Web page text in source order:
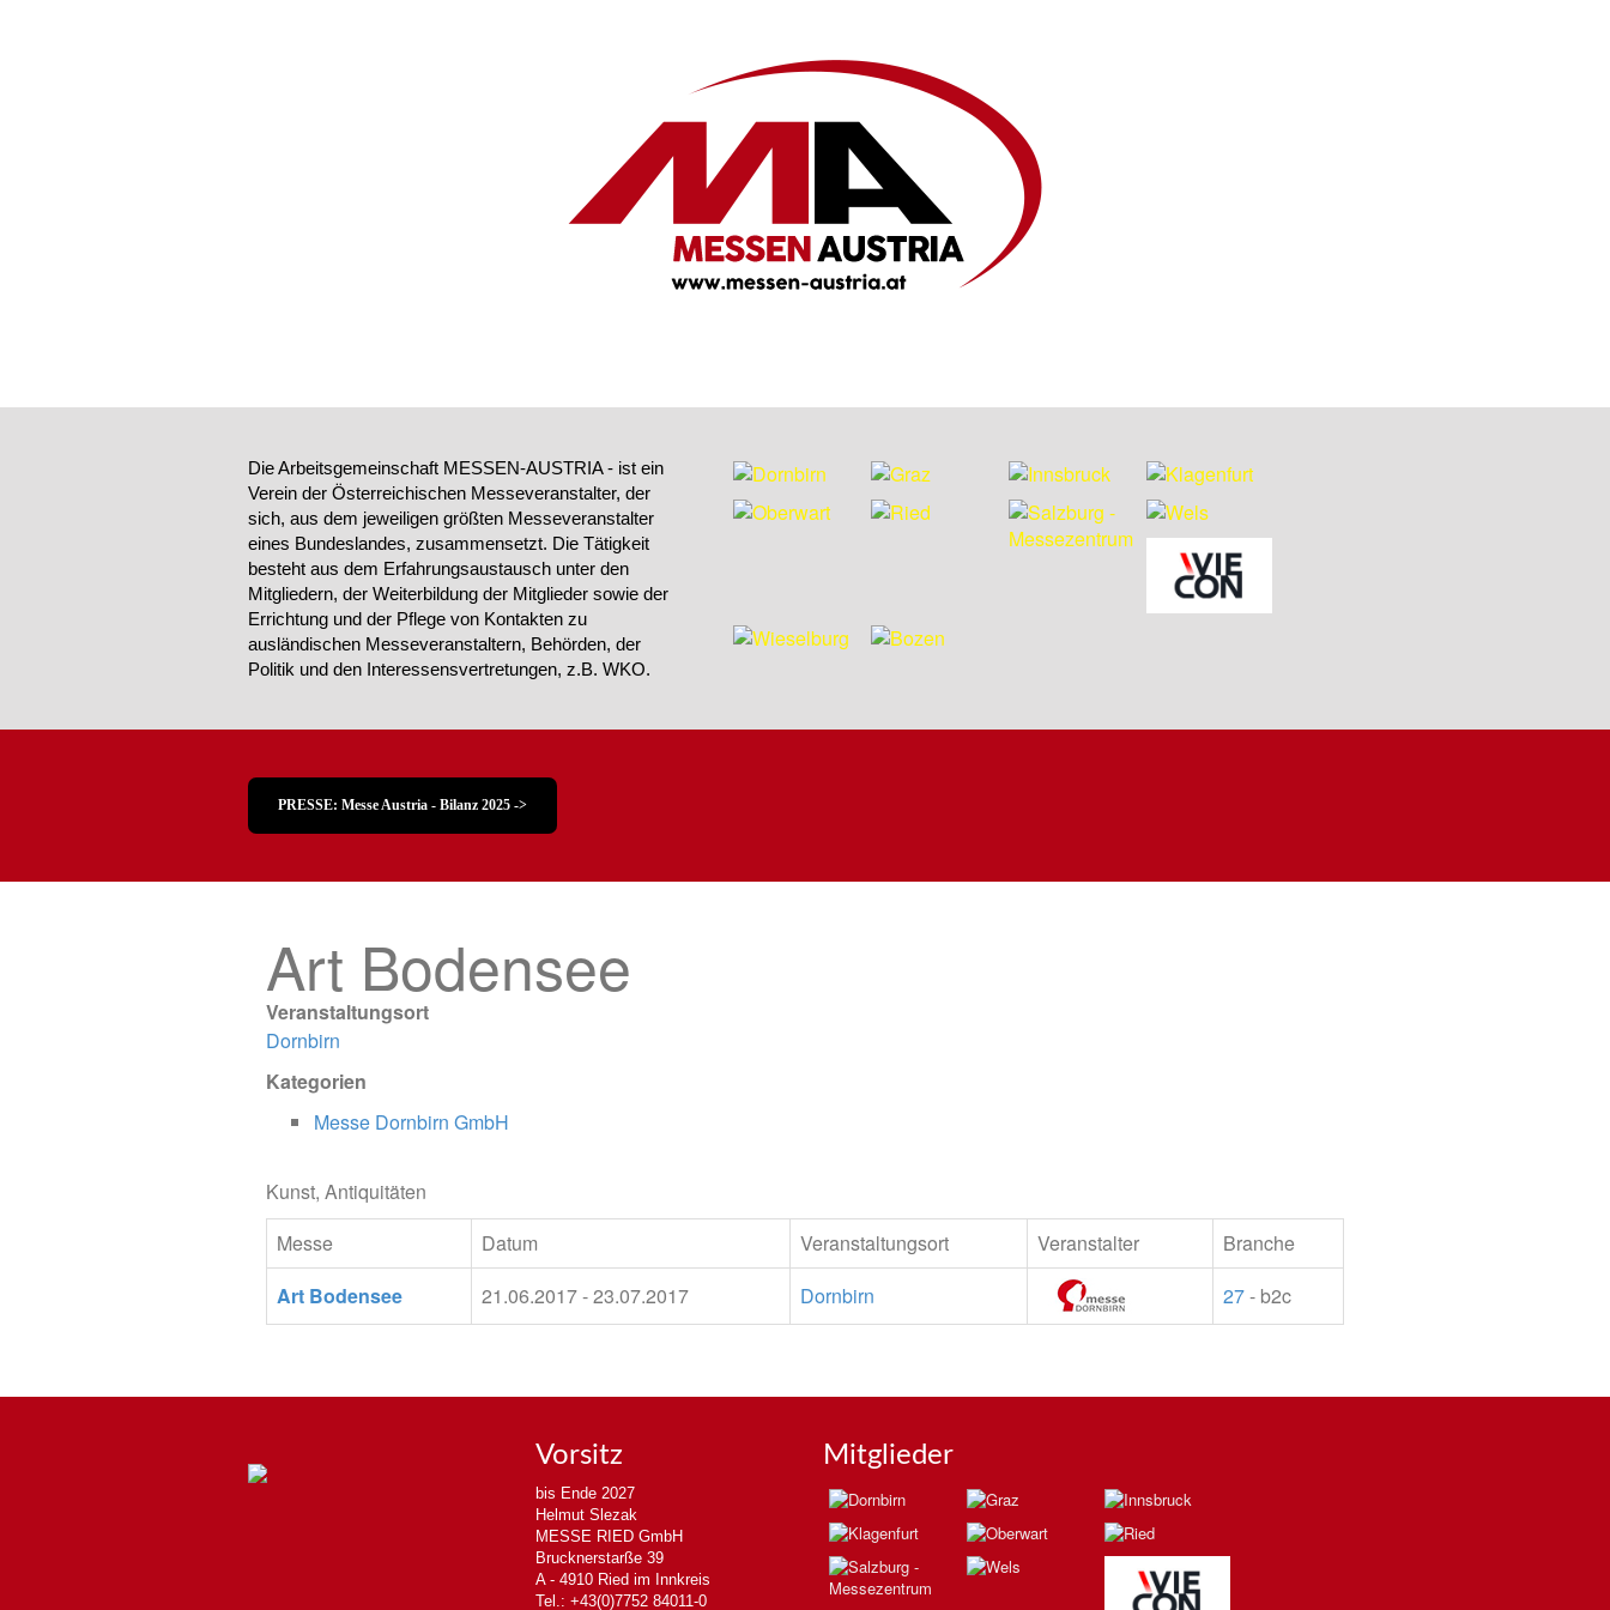
Die Arbeitsgemeinschaft MESSEN-AUSTRIA - ist ein
Verein der Österreichischen Messeveranstalter, der
sich, aus dem jeweiligen größten Messeveranstalter
eines Bundeslandes, zusammensetzt. Die Tätigkeit
besteht aus dem Erfahrungsaustausch unter den
Mitgliedern, der Weiterbildung der Mitglieder sowie der
Errichtung und der Pflege von Kontakten zu
ausländischen Messeveranstaltern, Behörden, der
Politik und den Interessensvertretungen, z.B. WKO.
PRESSE: Messe Austria - Bilanz 2025 ->
Art Bodensee
Veranstaltungsort
Dornbirn
Kategorien
Messe Dornbirn GmbH
Kunst, Antiquitäten
Messe
Datum Veranstaltungsort Veranstalter
Branche
Art Bodensee
21.06.2017 - 23.07.2017 Dornbirn 27- b2c
Vorsitz
bis Ende 2027
Helmut Slezak
MESSE RIED GmbH
Brucknerstarße 39
A - 4910 Ried im Innkreis
Tel.: +43(0)7752 84011-0
Mitglieder